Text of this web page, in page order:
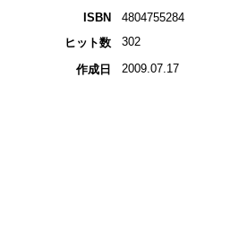
ISBN
4804755284
ヒット数
302
作成日 2009.07.17